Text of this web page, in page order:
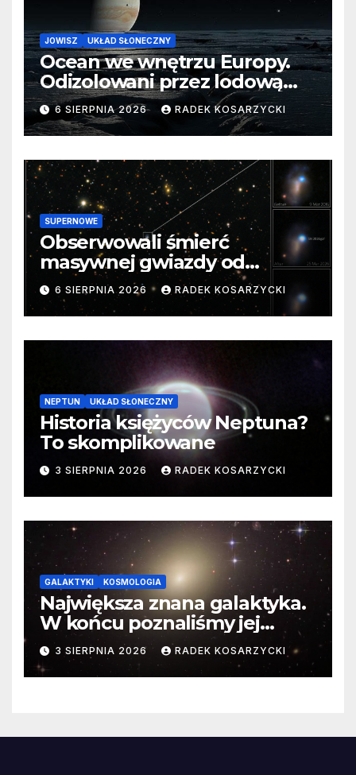
JOWISZ UKŁAD SŁONECZNY
Ocean we wnętrzu Europy.
Odizolowani przez lodową
barierę
6 SIERPNIA 2026 RADEK KOSARZYCKI
SUPERNOWE
Obserwowali śmierć
masywnej gwiazdy od
samego początku. Niezwykle
cenne dane
6 SIERPNIA 2026 RADEK KOSARZYCKI
NEPTUN UKŁAD SŁONECZNY
Historia księżyców Neptuna?
To skomplikowane
3 SIERPNIA 2026 RADEK KOSARZYCKI
GALAKTYKI KOSMOLOGIA
Największa znana galaktyka.
W końcu poznaliśmy jej
faktyczne wymiary
3 SIERPNIA 2026 RADEK KOSARZYCKI